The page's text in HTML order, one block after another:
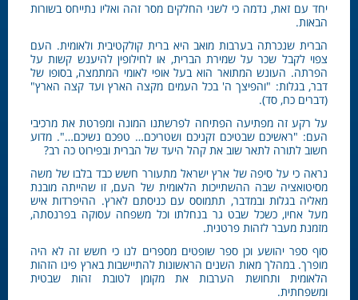
יחד עם זאת, נדמה כי לשני החלקים מסר זהה ואליו נתייחס בשורות
הבאות.
הברית שנכרתה בערבות מואב היא ברית קולקטיבית ולאומית. העם
צפוי לקבל שכר על שמירת הברית, או לחילופין להיענש קשות על
הפרתה. העונש המתואר הוא בעל אופי לאומי המתמצה, בסופו של
דבר, בגלות: "והפיצך ה' בכל העמים מקצה הארץ ועד קצה הארץ"
(דברים כח, סד).
על רקע זה מפתיעה הפתיחה לפרשתנו המונה ומפרטת את מרכיבי
העם: "ראשיכם שבטיכם זקניכם ושטריכם… טפכם נשיכם…". מדוע
חשוב לתורה לתאר שוב את קהל היעד של הברית ובפירוט כה רב?
נראה כי על סיפה של ארץ ישראל מתעורר חשש כבד בלבו של משה
מסיטואציה שבה ההשתייכות הלאומית של העם, זו שהייתה מובנת
מאליה בגלות ובמדבר, תתמוסס עם כניסתם לארץ. ההיפרדות איש
מעל אחיו, כשכל שבט גר בנחלתו וכל משפחה עסוקה בפרנסתה,
מזמנת מעבר לזהות פרטנית.
סוף ספר יהושע וכן ספר שופטים מספרים לנו כי חשש זה לא היה
מופרך. במהלך מאות השנים הראשונות להתיישבות בארץ פינו הזהות
הלאומית ותחושת הערבות את מקומן לטובת זהות שבטית
ומשפחתית.